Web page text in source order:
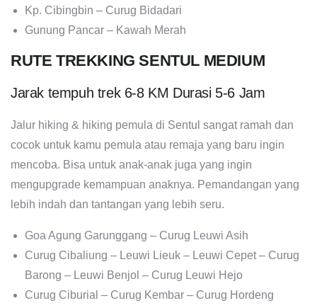
Kp. Cibingbin – Curug Bidadari
Gunung Pancar – Kawah Merah
RUTE TREKKING SENTUL MEDIUM
Jarak tempuh trek 6-8 KM Durasi 5-6 Jam
Jalur hiking & hiking pemula di Sentul sangat ramah dan
cocok untuk kamu pemula atau remaja yang baru ingin
mencoba. Bisa untuk anak-anak juga yang ingin
mengupgrade kemampuan anaknya. Pemandangan yang
lebih indah dan tantangan yang lebih seru.
Goa Agung Garunggang – Curug Leuwi Asih
Curug Cibaliung – Leuwi Lieuk – Leuwi Cepet – Curug
Barong – Leuwi Benjol – Curug Leuwi Hejo
Curug Ciburial – Curug Kembar – Curug Hordeng